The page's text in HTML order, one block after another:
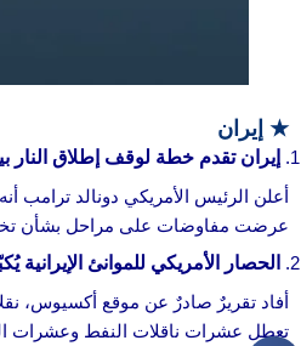
★ إيران
إيران تقدم خطة لوقف إطلاق النار
أعلن الرئيس الأمريكي دونالد ترامب أنه
عرضت مفاوضات على مراحل بشأن
الحصار الأمريكي للموانئ
أفاد تقريرٌ صادرٌ عن موقع أكسيوس،
تعطل عشرات ناقلات النفط وعشرات